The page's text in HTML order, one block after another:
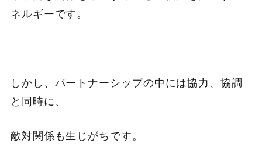
ネルギーです。
しかし、パートナーシップの中には協力、協調
と同時に、
敵対関係も生じがちです。